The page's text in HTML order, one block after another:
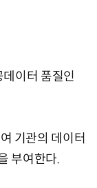
이터 품질인
기관의 데이터
부여한다.
사이드카 발동